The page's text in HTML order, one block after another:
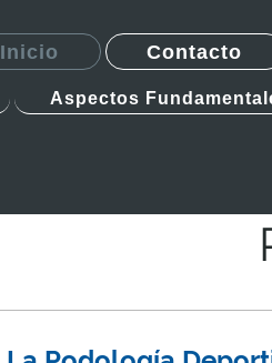
Inicio Contacto
Aspectos